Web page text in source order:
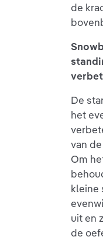
de
De
het
van
Om
kleine
uit en
de